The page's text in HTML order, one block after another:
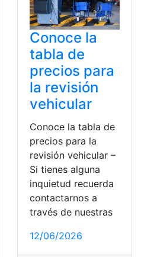
matricula,multas,placa,revisión
Conoce la
tabla de
precios para
la revisión
vehicular
Conoce la tabla de
precios para la
revisión vehicular –
Si tienes alguna
inquietud recuerda
contactarnos a
través de nuestras
12/06/2026